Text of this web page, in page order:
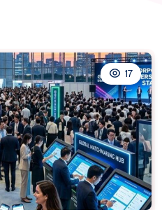
17